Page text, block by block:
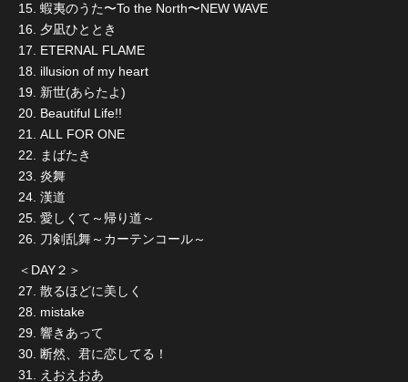
15. 蝦夷のうた〜To the North〜NEW WAVE
16. 夕凪ひととき
17. ETERNAL FLAME
18. illusion of my heart
19. 新世(あらたよ)
20. Beautiful Life!!
21. ALL FOR ONE
22. まばたき
23. 炎舞
24. 漢道
25. 愛しくて～帰り道～
26. 刀剣乱舞～カーテンコール～
＜DAY２＞
27. 散るほどに美しく
28. mistake
29. 響きあって
30. 断然、君に恋してる！
31. えおえおあ